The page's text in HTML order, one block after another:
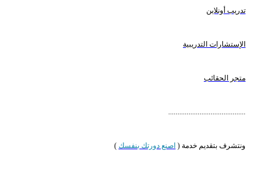
تدريب أونلاين
الإستشارات التدريبية
متجر الحقائب
ونتشرف بتقديم خدمة ( اصنع دورتك بنفسك )